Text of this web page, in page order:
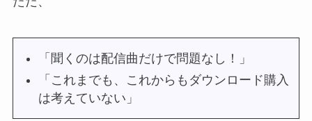
「聞くのは配信曲だけで問題なし！」
「これまでも、これからもダウンロード購入
は考えていない」